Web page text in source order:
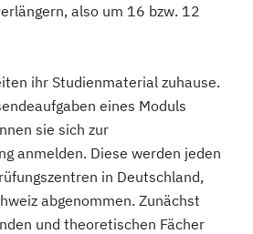
also um 16 bzw. 12
ihr Studienmaterial zuhause.
eines Moduls
sie sich zur
anmelden. Diese werden jeden
in Deutschland,
abgenommen. Zunächst
und theoretischen Fächer